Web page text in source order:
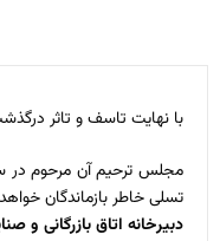
با نهایت تاسف و تاثر
تسلی خاطر بازماندگان
دبیرخانه اتاق بازرگانی و